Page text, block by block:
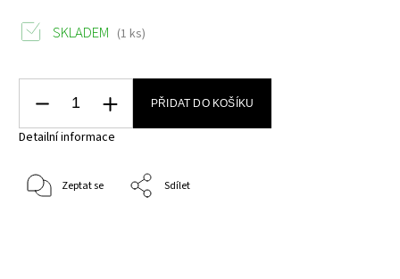
SKLADEM (1 ks)
PŘIDAT DO KOŠÍKU
Detailní informace
Zeptat se Sdílet